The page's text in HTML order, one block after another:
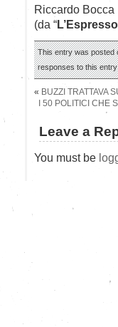
Riccardo Bocca
(da “
This entry was posted
responses to this
« BUZZI TRATTAVA
I 50 POLITICI CHE
Leave a
You must be